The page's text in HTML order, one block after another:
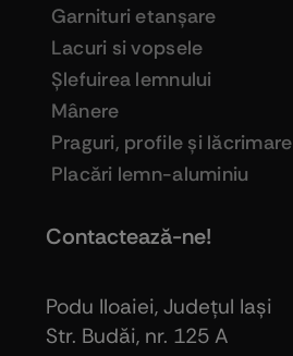
Garnituri etanşare
Lacuri si vopsele
Şlefuirea lemnului
Mânere
Praguri, profile şi lăcrimare
Placări lemn-aluminiu
Contactează-ne!
Podu Iloaiei, Judeţul Iaşi
Str. Budăi, nr. 125 A